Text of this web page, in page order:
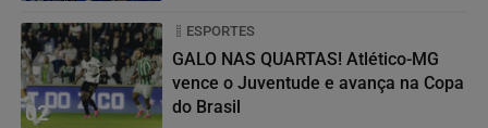
02
ESPORTES
GALO NAS QUARTAS! Atlético-MG
vence o Juventude e avança na Copa
do Brasil